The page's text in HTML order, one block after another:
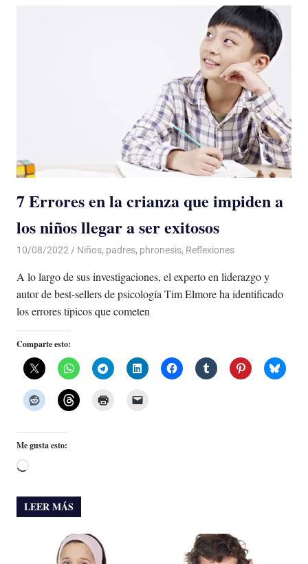
7 Errores en la crianza que impiden a
los niños llegar a ser exitosos
10/08/2022 De todo un Poco
Niños, padres, phronesis, Reflexiones
A lo largo de sus investigaciones, el experto en liderazgo y
autor de best-sellers de psicología Tim Elmore ha identificado
los errores típicos que cometen
Comparte esto:
Me gusta esto:
Cargando...
LEER MÁS